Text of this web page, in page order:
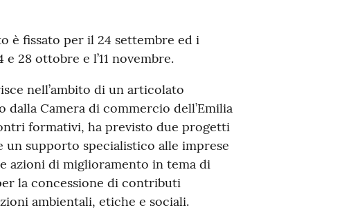
è fissato per il 24 settembre ed i
28 ottobre e l’11 novembre.
nell’ambito di un articolato
Camera di commercio dell’Emilia
formativi, ha previsto due progetti
supporto specialistico alle imprese
azioni di miglioramento in tema di
la concessione di contributi
ambientali, etiche e sociali.